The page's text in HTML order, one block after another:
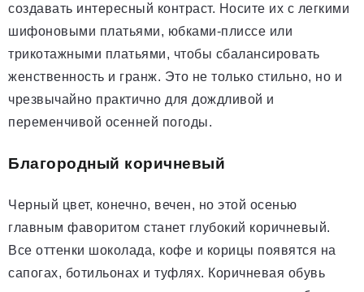
создавать интересный контраст. Носите их с легкими
шифоновыми платьями, юбками-плиссе или
трикотажными платьями, чтобы сбалансировать
женственность и гранж. Это не только стильно, но и
чрезвычайно практично для дождливой и
переменчивой осенней погоды.
Благородный коричневый
Черный цвет, конечно, вечен, но этой осенью
главным фаворитом станет глубокий коричневый.
Все оттенки шоколада, кофе и корицы появятся на
сапогах, ботильонах и туфлях. Коричневая обувь